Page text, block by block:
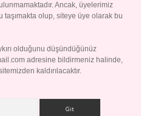
Ancak, üyelerimiz
taşımakta olup, siteye üye olarak bu
olduğunu düşündüğünüz
adresine bildirmeniz halinde,
kaldırılacaktır.